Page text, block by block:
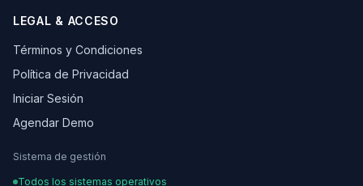
LEGAL & ACCESO
Términos y Condiciones
Política de Privacidad
Iniciar Sesión
Agendar Demo
Sistema de gestión
Todos los sistemas operativos